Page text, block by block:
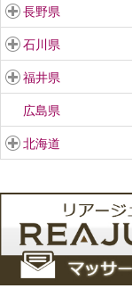
長野県
石川県
福井県
広島県
北海道